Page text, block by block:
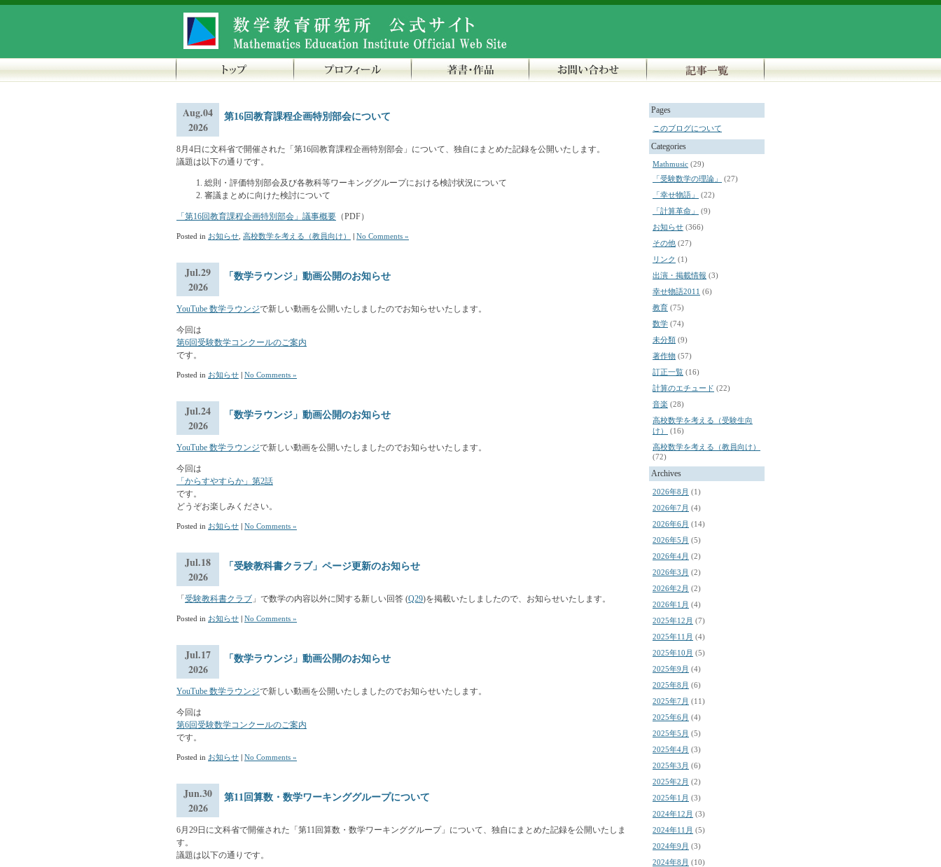
Aug.04
2026
第16回教育課程企画特別部会について
8月4日に文科省で開催された「第16回教育課程企画特別部会」について、独自にまとめた記録を公開いたします。
議題は以下の通りです。
総則・評価特別部会及び各教科等ワーキンググループにおける検討状況について
審議まとめに向けた検討について
「第16回教育課程企画特別部会」議事概要 （PDF）
Posted in お知らせ 高校数学を考える（教員向け） | No Comments »
Jul.29
2026
「数学ラウンジ」動画公開のお知らせ
YouTube 数学ラウンジで新しい動画を公開いたしましたのでお知らせいたします。
今回は
第6回受験数学コンクールのご案内
です。
Posted in お知らせ | No Comments »
Jul.24
2026
「数学ラウンジ」動画公開のお知らせ
YouTube 数学ラウンジで新しい動画を公開いたしましたのでお知らせいたします。
今回は
「からすやすらか」第2話
です。
どうぞお楽しみください。
Posted in お知らせ | No Comments »
Jul.18
2026
「受験教科書クラブ」ページ更新のお知らせ
「 受験教科書クラブ 」で数学の内容以外に関する新しい回答 (Q29)を掲載いたしましたので、お知らせいたします。
Posted in お知らせ | No Comments »
Jul.17
2026
「数学ラウンジ」動画公開のお知らせ
YouTube 数学ラウンジで新しい動画を公開いたしましたのでお知らせいたします。
今回は
第6回受験数学コンクールのご案内
です。
Posted in お知らせ | No Comments »
Jun.30
2026
第11回算数・数学ワーキンググループについて
6月29日に文科省で開催された「第11回算数・数学ワーキンググループ」について、独自にまとめた記録を公開いたしま
す。
議題は以下の通りです。
Pages
このブログについて
Categories
Mathmusic (29)
「受験数学の理論」
(27)
「幸せ物語」
(22)
「計算革命」
(9)
お知らせ (366)
その他 (27)
リンク (1)
出演・掲載情報 (3)
幸せ物語2011 (6)
教育 (75)
数学 (74)
未分類 (9)
著作物 (57)
訂正一覧 (16)
計算のエチュード (22)
音楽 (28)
高校数学を考える（受験生向
け）
(16)
高校数学を考える（教員向け）
(72)
Archives
2026年8月 (1)
2026年7月 (4)
2026年6月 (14)
2026年5月 (5)
2026年4月 (2)
2026年3月 (2)
2026年2月 (2)
2026年1月 (4)
2025年12月 (7)
2025年11月 (4)
2025年10月 (5)
2025年9月 (4)
2025年8月 (6)
2025年7月 (11)
2025年6月 (4)
2025年5月 (5)
2025年4月 (3)
2025年3月 (6)
2025年2月 (2)
2025年1月 (3)
2024年12月 (3)
2024年11月 (5)
2024年9月 (3)
2024年8月 (10)